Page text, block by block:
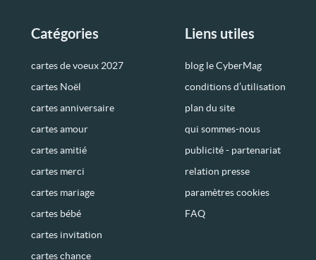
Catégories
cartes de voeux 2027
cartes Noël
cartes anniversaire
cartes amour
cartes amitié
cartes merci
cartes mariage
cartes bébé
cartes invitation
cartes chance
Liens utiles
blog le CyberMag
conditions d’utilisation
plan du site
qui sommes-nous
publicité - partenariat
relation presse
paramètres cookies
FAQ